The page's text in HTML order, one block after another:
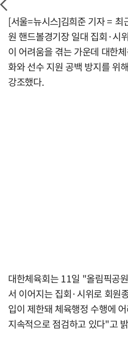
[서울=뉴시스]김희준 기자 = 최
원 핸드볼경기장 일대 집회·시
이 어려움을 겪는 가운데 대한
화와 선수 지원 공백 방지를 위
강조했다.
대한체육회는 11일 "올림픽공
서 이어지는 집회·시위로 회원
입이 제한돼 체육행정 수행에
지속적으로 점검하고 있다"고